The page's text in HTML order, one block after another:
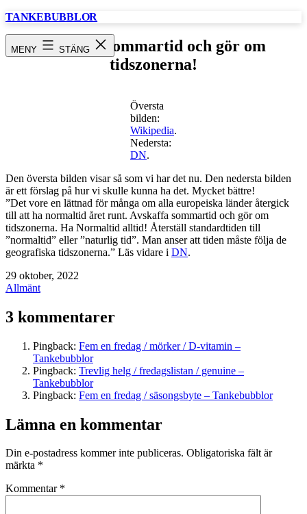
Hoppa
TANKEBUBBLOR
MENY STÄNG
Avskaffa sommartid och gör om
tidszonerna!
Översta
bilden:
Wikipedia.
Nedersta:
DN.
Den översta bilden visar så som vi har det nu. Den nedersta bilden
är ett förslag på hur vi skulle kunna ha det. Mycket bättre!
”Det vore en lättnad för många om alla europeiska länder återgick
till att ha normaltid året runt. Avskaffa sommartid och gör om
tidszonerna. Ha Normaltid alltid! Återställ standardtiden till
”normaltid” eller ”naturlig tid”. Man anser att tiden måste följa de
geografiska tidszonerna.” Läs vidare i DN.
Publicerat
den
29 oktober, 2022
Kategoriserat
Allmänt
3 kommentarer
Pingback: Fem en fredag / mörker / D-vitamin –
Tankebubblor
Pingback: Trevlig helg / fredagslistan / genuine –
Tankebubblor
Pingback: Fem en fredag / säsongsbyte – Tankebubblor
Lämna en kommentar
Din e-postadress kommer inte publiceras. Obligatoriska fält är
märkta *
Kommentar *